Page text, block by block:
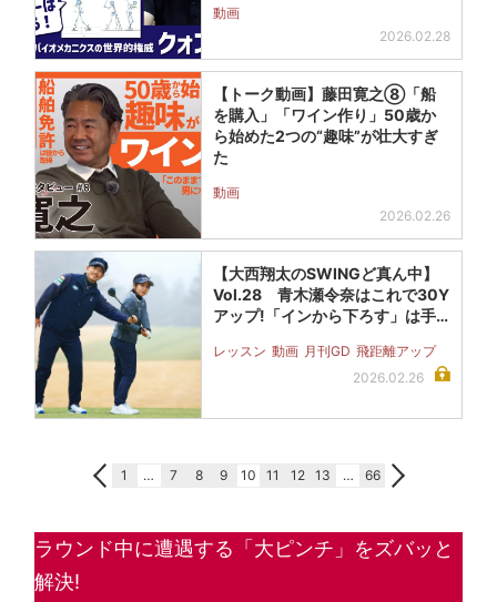
動画
2026.02.28
【トーク動画】藤田寛之⑧「船
を購入」「ワイン作り」50歳か
ら始めた2つの“趣味”が壮大すぎ
た
動画
2026.02.26
【大西翔太のSWINGど真ん中】
Vol.28 青木瀬令奈はこれで30Y
アップ!「インから下ろす」は手…
レッスン 動画 月刊GD 飛距離アップ
2026.02.26
1 … 7 8 9 10 11 12 13 … 66
ラウンド中に遭遇する「大ピンチ」をズバッと
解決!